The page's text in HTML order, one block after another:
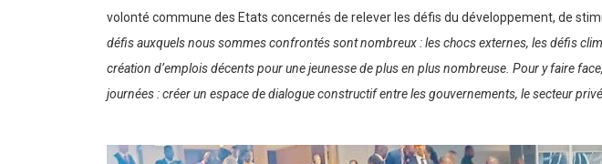
volonté commune des Etats concernés de relever les défis du développement, de
défis auxquels nous sommes confrontés sont nombreux : les chocs externes, les défis
création d’emplois décents pour une jeunesse de plus en plus nombreuse. Pour y faire
journées : créer un espace de dialogue constructif entre les gouvernements, le secteur